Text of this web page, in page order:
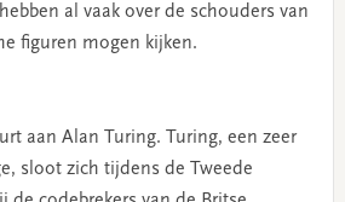
al vaak over de schouders van
figuren mogen kijken.
aan Alan Turing. Turing, een zeer
sloot zich tijdens de Tweede